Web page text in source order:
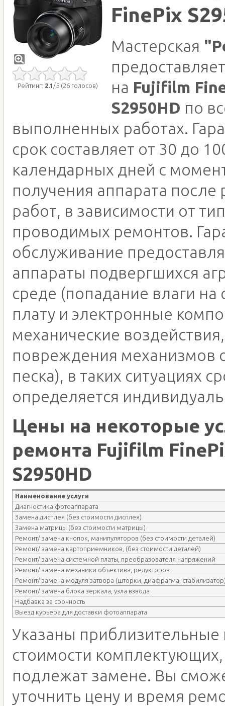
Рейтинг: 2.1 /5 (26 голосов)
FinePix
Мастерская
на Fujifilm
S2950HD по
выполненных работах.
срок составляет от 30 до
календарных дней с
получения аппарата
работ, в зависимости от
проводимых ремонтов.
обслуживание
аппараты подвергшихся
среде (попадание влаги на
плату и электронные
механические воздействия,
повреждения механизмов
песка), в таких ситуациях
определяется
Цены на некоторые
ремонта Fujifilm
S2950HD
Наименование услуги
Диагностика фотоаппарата
Замена дисплея (без стоимости дисплея)
Замена матрицы (без стоимости матрицы)
Ремонт/ замена кнопок, манипуляторов (без стоимости деталей)
Ремонт/ замена картоприемников, (без стоимости деталей)
Ремонт/ замена системной платы, преобразователя напряжений
Ремонт/ замена механики объектива, редукторов
Ремонт/ замена модуля затвора (шторки, диафрагма,
Ремонт/ замена блока зеркала, узла взвода
Надбавка за срочность
Выезд курьера для доставки фотоаппарата
Указаны приблизительные
стоимости
подлежат замене. Вы
уточнить цену и время